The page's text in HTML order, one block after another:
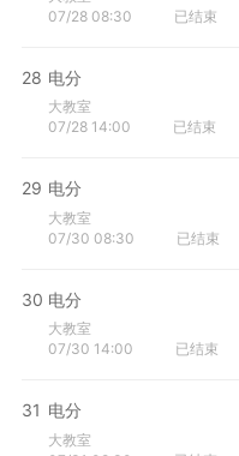
07/28 08:30
已结束
28 电分
大教室
07/28 14:00
已结束
29 电分
大教室
07/30 08:30
已结束
30 电分
大教室
07/30 14:00
已结束
31 电分
大教室